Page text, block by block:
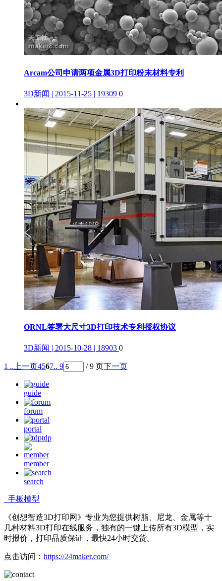
Arcam公司申请两项金属3D打印粉末材料专利
3D新闻 | 2015-11-25 | 19309 0
ORNL签署大尺寸3D打印技术专利授权协议
3D新闻 | 2015-10-28 | 18903 0
1 .. 上一页4567.. 9 / 9 页下一页
guide
forum
portal
tdp
member
search
手板模型
《创想智造3D打印网》专业为您提供树脂、尼龙、金属等十
几种材料3D打印在线服务，独有的一键上传所有3D模型，实
时报价，打印品质保证，最快24小时交货。
点击访问： https://24maker.com/